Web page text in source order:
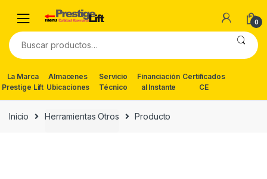
navigation
content
0
Buscar
por:
La Marca
Prestige Lift
Almacenes
Ubicaciones
Servicio
Técnico
Financiación
al Instante
Certificados
CE
Inicio Herramientas Otros Producto